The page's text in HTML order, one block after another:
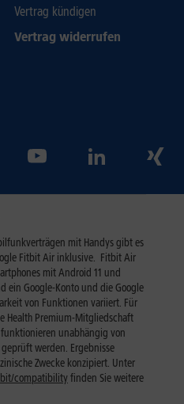
Vertrag kündigen
Vertrag widerrufen